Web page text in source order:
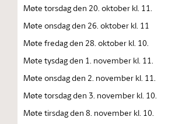
Møte torsdag den 20. oktober kl. 11.
Møte onsdag den 26. oktober kl. 11
Møte fredag den 28. oktober kl. 10.
Møte tysdag den 1. november kl. 11.
Møte onsdag den 2. november kl. 11.
Møte torsdag den 3. november kl. 10.
Møte tirsdag den 8. november kl. 10.